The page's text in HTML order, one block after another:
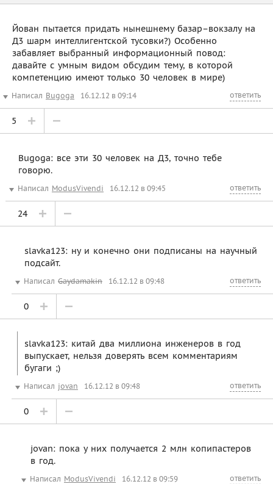
Йован пытается придать нынешнему базар–вокзалу на
Д3 шарм интеллигентской тусовки?) Особенно
забавляет выбранный информационный повод:
давайте с умным видом обсудим тему, в которой
компетенцию имеют только 30 человек в мире)
Написал Bugoga 16.12.12 в 09:14 ответить
5
Bugoga: все эти 30 человек на Д3, точно тебе
говорю.
Написал ModusVivendi 16.12.12 в 09:45 ответить
24
slavka123: ну и конечно они подписаны на научный
подсайт.
Написал Gaydamakin 16.12.12 в 09:48 ответить
0
slavka123: китай два миллиона инженеров в год
выпускает, нельзя доверять всем комментариям
бугаги ;)
Написал jovan 16.12.12 в 09:48 ответить
0
jovan: пока у них получается 2 млн копипастеров
в год.
Написал ModusVivendi 16.12.12 в 09:59 ответить